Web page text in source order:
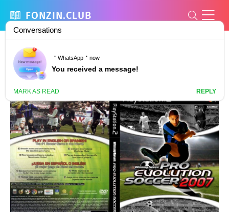
FONZIN.CLUB
Игры на ps2 2007 (66 фото)
1 046